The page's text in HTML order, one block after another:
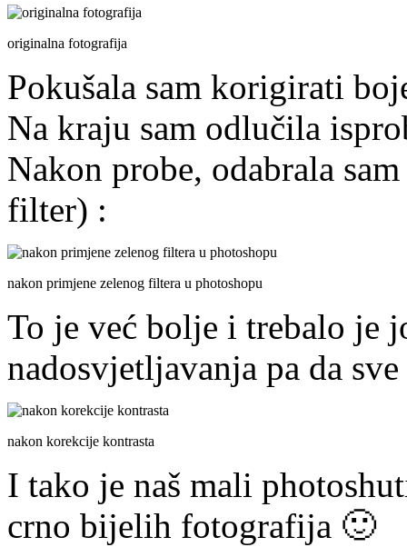
originalna fotografija
Pokušala sam korigirati
Na kraju sam odlučila
Nakon probe, odabrala
filter) :
nakon primjene zelenog filtera u photoshopu
To je već bolje i trebalo je
nadosvjetljavanja pa da
nakon korekcije kontrasta
I tako je naš mali
crno bijelih fotografija 🙂